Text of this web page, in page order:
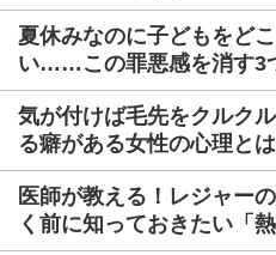
夏休みなのに子どもをど
い……この罪悪感を消す3
気が付けば毛先をクルク
る癖がある女性の心理とは
医師が教える！レジャー
く前に知っておきたい「